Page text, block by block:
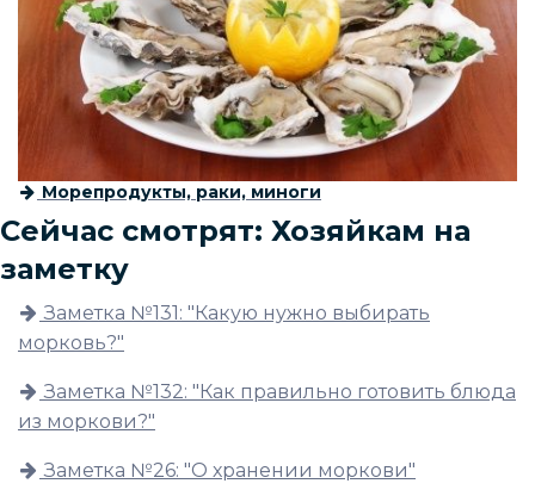
Морепродукты, раки, миноги
Сейчас смотрят: Хозяйкам на
заметку
Заметка №131: "Какую нужно выбирать
морковь?"
Заметка №132: "Как правильно готовить блюда
из моркови?"
Заметка №26: "О хранении моркови"